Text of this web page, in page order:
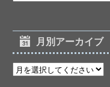
月別アーカイブ